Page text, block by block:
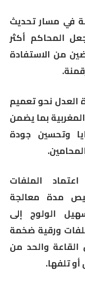
في مسار تحديث
المحاكم أكثر
من الاستفادة
العدل نحو تعميم
بما يضمن
وتحسين جودة
الملفات
مدة معالجة
الولوج إلى
ورقية ضخمة
والحد من
أو تلفها.